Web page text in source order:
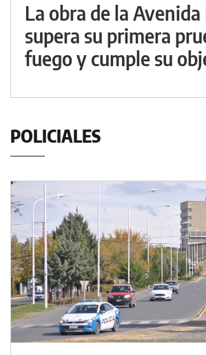
La obra de la
supera su primera
fuego y cumple su
POLICIALES